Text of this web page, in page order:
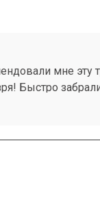
мне эту
Быстро